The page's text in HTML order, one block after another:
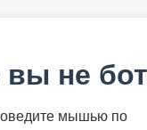
вы не бот
мышью по